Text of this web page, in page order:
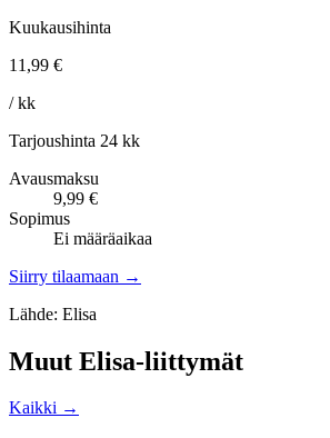
Kuukausihinta
11,99 €
/ kk
Tarjoushinta 24 kk
Avausmaksu
9,99 €
Sopimus
Ei määräaikaa
Siirry tilaamaan →
Lähde: Elisa
Muut Elisa-liittymät
Kaikki →